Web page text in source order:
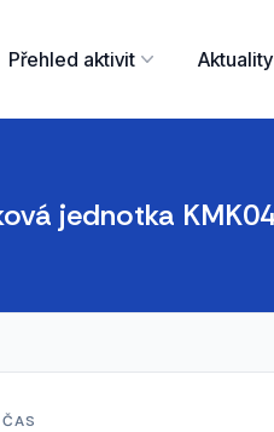
Přehled aktivit Aktuality
jednotka